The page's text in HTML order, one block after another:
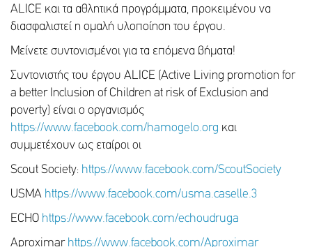
ALICE και τα αθλητικά προγράμματα, προκειμένου να
διασφαλιστεί η ομαλή υλοποίηση του έργου.
Μείνετε συντονισμένοι για τα επόμενα βήματα!
Συντονιστής του έργου ALICE (Active Living promotion for
a better Inclusion of Children at risk of Exclusion and
poverty) είναι ο οργανισμός
https://www.facebook.com/hamogelo.org και
συμμετέχουν ως εταίροι οι
Scout Society: https://www.facebook.com/ScoutSociety
USMA https://www.facebook.com/usma.caselle.3
ECHO https://www.facebook.com/echoudruga
Aproximar https://www.facebook.com/Aproximar